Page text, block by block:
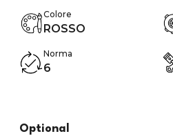
Colore
ROSSO
Norma
6
Optional